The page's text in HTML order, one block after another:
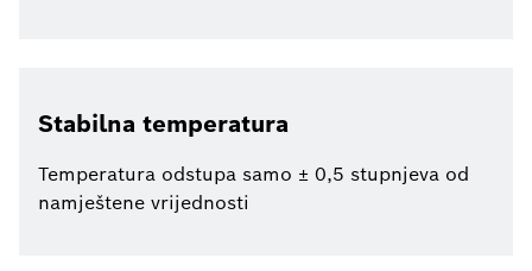
Stabilna temperatura
Temperatura odstupa samo ± 0,5 stupnjeva od
namještene vrijednosti